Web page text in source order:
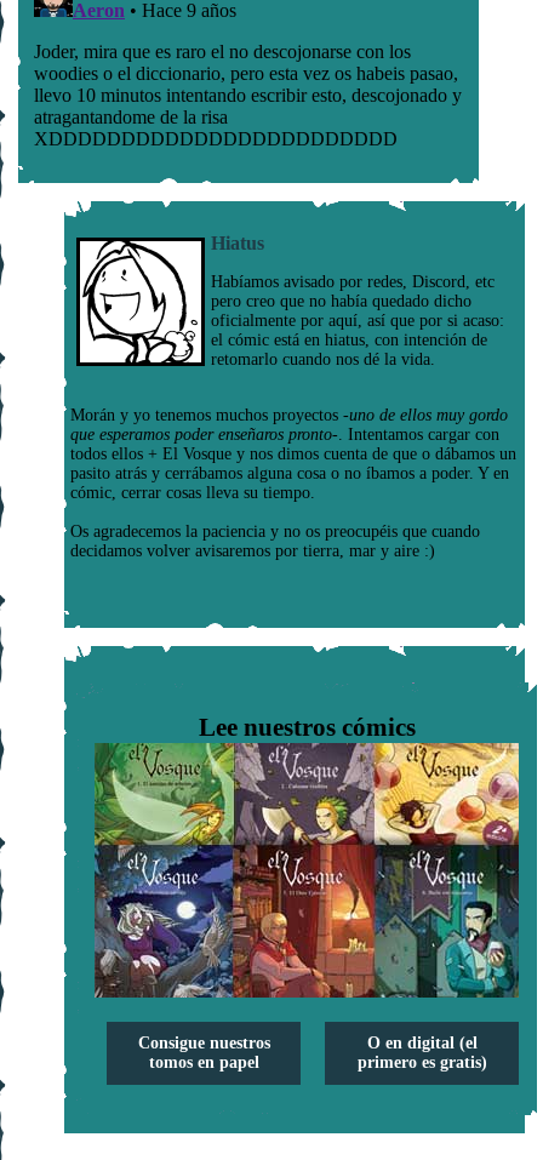
Hiatus
Habíamos avisado por redes, Discord, etc
pero creo que no había quedado dicho
oficialmente por aquí, así que por si acaso:
el cómic está en hiatus, con intención de
retomarlo cuando nos dé la vida.
Morán y yo tenemos muchos proyectos -uno de ellos muy gordo
que esperamos poder enseñaros pronto- . Intentamos cargar con
todos ellos + El Vosque y nos dimos cuenta de que o dábamos un
pasito atrás y cerrábamos alguna cosa o no íbamos a poder. Y en
cómic, cerrar cosas lleva su tiempo.
Os agradecemos la paciencia y no os preocupéis que cuando
decidamos volver avisaremos por tierra, mar y aire :)
Lee nuestros cómics
Consigue nuestros
tomos en papel
O en digital (el
primero es gratis)